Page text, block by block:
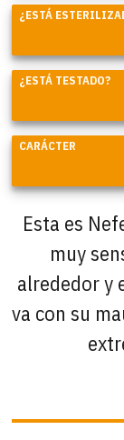
¿ESTÁ
¿ESTÁ TESTADO?
CARÁCTER
Esta es
muy
alrededor y
va con su